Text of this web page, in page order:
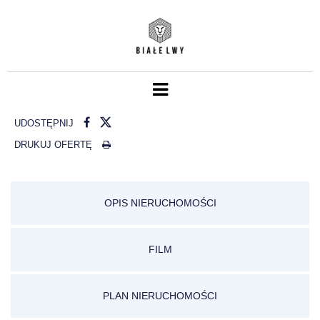
UDOSTĘPNIJ
DRUKUJ OFERTĘ
OPIS NIERUCHOMOŚCI
FILM
PLAN NIERUCHOMOŚCI